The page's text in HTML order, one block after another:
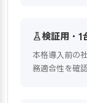
検証用・1
本格導入前の
務適合性を確